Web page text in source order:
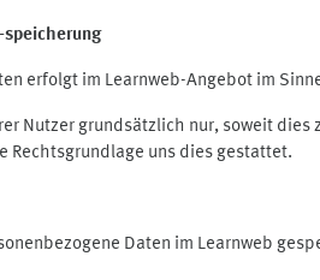
-speicherung
erfolgt im Learnweb-Angebot im
Nutzer grundsätzlich nur, soweit
Rechtsgrundlage uns dies gestattet.
Daten im Learnweb